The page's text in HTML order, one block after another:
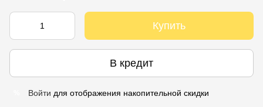
Купить
В кредит
Войти для отображения накопительной скидки